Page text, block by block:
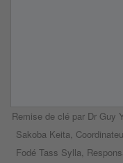
Remise de clé par Dr Guy
Sakoba Keita,
Fodé Tass Sylla,